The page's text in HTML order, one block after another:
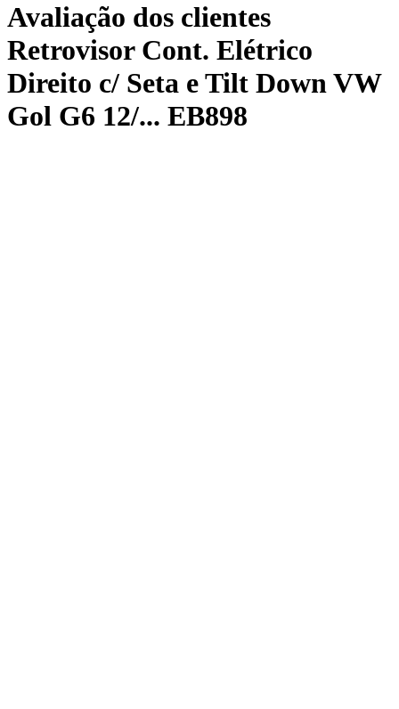
Avaliação dos clientes
Retrovisor Cont. Elétrico
Direito c/ Seta e Tilt Down VW
Gol G6 12/... EB898